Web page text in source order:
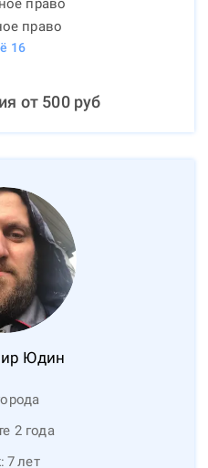
право
право
16
от 500руб
Юдин
2 года
7лет